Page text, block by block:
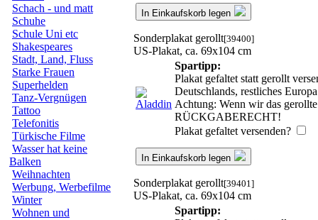
Schach - und matt
Schuhe
Schule Uni etc
Shakespeares
Stadt, Land, Fluss
Starke Frauen
Superhelden
Tanz-Vergnügen
Tattoo
Telefonitis
Türkische Filme
Wasser hat keine
Balken
Weihnachten
Werbung, Werbefilme
Winter
Wohnen und
In Einkaufskorb legen
Sonderplakat gerollt[39400]
US-Plakat, ca. 69x104 cm
Spartipp:
Plakat gefaltet statt gerollt
Deutschlands, restliches
Achtung: Wenn wir das
RÜCKGABERECHT!
Plakat gefaltet versenden?
In Einkaufskorb legen
Sonderplakat gerollt[39401]
US-Plakat, ca. 69x104 cm
Spartipp: